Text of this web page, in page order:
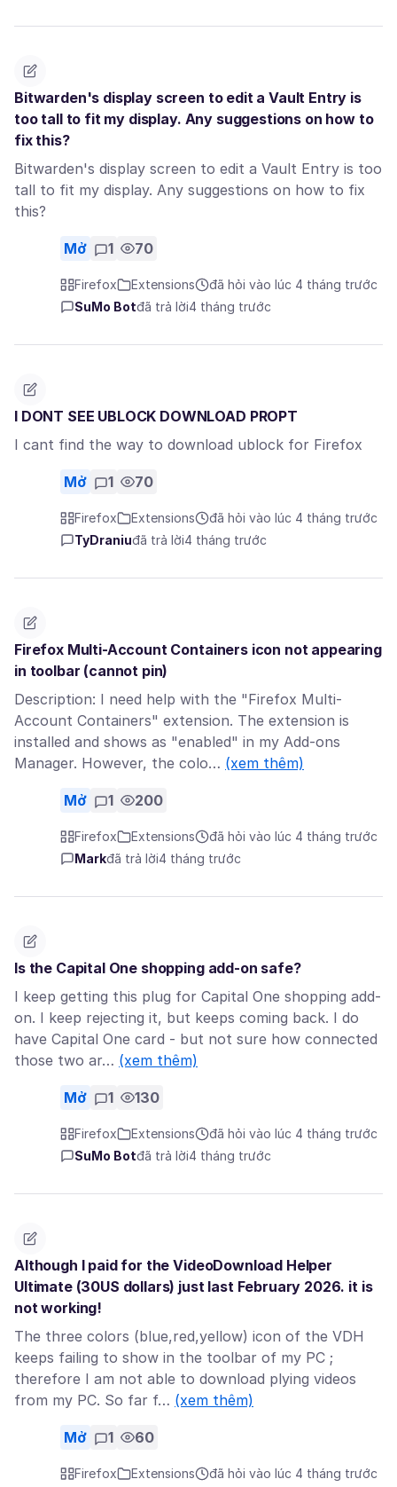
Bitwarden's display screen to edit a Vault Entry is
too tall to fit my display. Any suggestions on how to
fix this?
Bitwarden's display screen to edit a Vault Entry is too
tall to fit my display. Any suggestions on how to fix
this?
Mở 1 70
Firefox Extensions
đã hỏi vào lúc 4 tháng trước
SuMo Botđã trả lời4 tháng trước
I DONT SEE UBLOCK DOWNLOAD PROPT
I cant find the way to download ublock for Firefox
Mở 1 70
Firefox Extensions
đã hỏi vào lúc 4 tháng trước
TyDraniuđã trả lời4 tháng trước
Firefox Multi-Account Containers icon not appearing
in toolbar (cannot pin)
Description: I need help with the "Firefox Multi-
Account Containers" extension. The extension is
installed and shows as "enabled" in my Add-ons
Manager. However, the colo… (xem thêm)
Mở 1 200
Firefox Extensions
đã hỏi vào lúc 4 tháng trước
Markđã trả lời4 tháng trước
Is the Capital One shopping add-on safe?
I keep getting this plug for Capital One shopping add-
on. I keep rejecting it, but keeps coming back. I do
have Capital One card - but not sure how connected
those two ar… (xem thêm)
Mở 1 130
Firefox Extensions
đã hỏi vào lúc 4 tháng trước
SuMo Botđã trả lời4 tháng trước
Although I paid for the VideoDownload Helper
Ultimate (30US dollars) just last February 2026. it is
not working!
The three colors (blue,red,yellow) icon of the VDH
keeps failing to show in the toolbar of my PC ;
therefore I am not able to download plying videos
from my PC. So far f… (xem thêm)
Mở 1 60
Firefox Extensions
đã hỏi vào lúc 4 tháng trước